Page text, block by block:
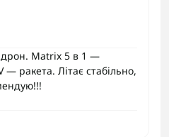
Matrix 5 в 1 —
ракета. Літає стабільно,